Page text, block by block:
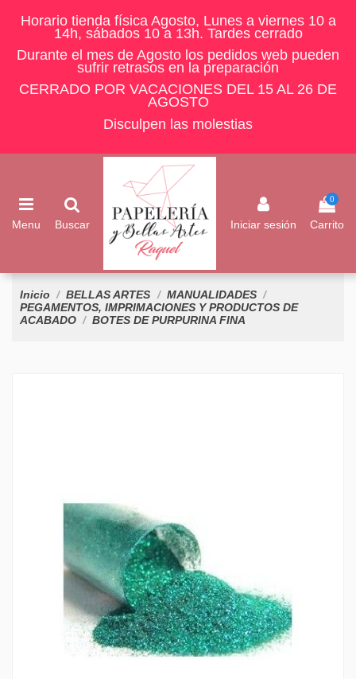
Horario tienda física Agosto, Lunes a viernes 10 a
14h, sábados 10 a 13h. Tardes cerrado
Durante el mes de Agosto los pedidos web pueden
sufrir retrasos en la preparación
CERRADO POR VACACIONES DEL 15 AL 26 DE
AGOSTO
Disculpen las molestias
Menu Buscar Iniciar sesión
0
Carrito
Inicio BELLAS ARTES
MANUALIDADES
PEGAMENTOS, IMPRIMACIONES Y PRODUCTOS DE
ACABADO
BOTES DE PURPURINA FINA